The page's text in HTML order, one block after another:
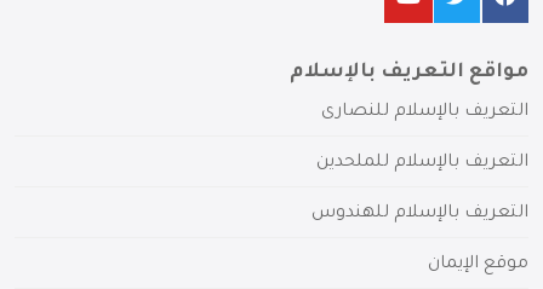
مواقع التعريف بالإسلام
التعريف بالإسلام للنصارى
التعريف بالإسلام للملحدين
التعريف بالإسلام للهندوس
موقع الإيمان